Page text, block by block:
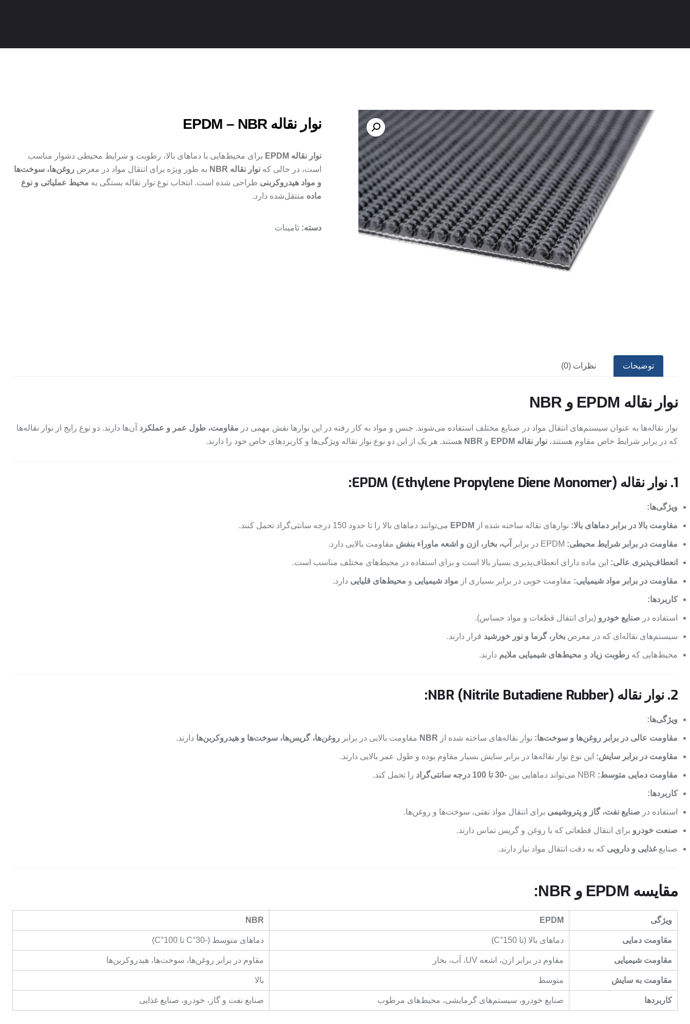
نوار نقاله EPDM – NBR
نوار نقاله EPDM
برای محیط‌هایی با دماهای بالا، رطوبت و شرایط محیطی دشوار مناسب
است، در حالی که نوار نقاله NBR به طور ویژه برای انتقال مواد در معرض روغن‌ها، سوخت‌ها
و مواد هیدروکربنی طراحی شده است. انتخاب نوع نوار نقاله بستگی به محیط عملیاتی و نوع
ماده منتقل‌شده دارد.
دسته: تامینات
توضیحات نظرات (0)
نوار نقاله EPDM و NBR
نوار نقاله‌ها به عنوان سیستم‌های انتقال مواد در صنایع مختلف استفاده می‌شوند. جنس و مواد به کار رفته در این نوارها نقش مهمی در مقاومت، طول عمر و عملکرد آن‌ها دارند. دو نوع رایج از نوار نقاله‌ها
که در برابر شرایط خاص مقاوم هستند، نوار نقاله EPDM و NBR هستند. هر یک از این دو نوع نوار نقاله ویژگی‌ها و کاربردهای خاص خود را دارند.
1. نوار نقاله EPDM (Ethylene Propylene Diene Monomer):
ویژگی‌ها:
مقاومت بالا در برابر دماهای بالا: نوارهای نقاله ساخته شده از EPDM می‌توانند دماهای بالا را تا حدود 150 درجه سانتی‌گراد تحمل کنند.
مقاومت در برابر شرایط محیطی: آب، بخار، ازن و اشعه ماوراء بنفش مقاومت بالایی دارد.
انعطاف‌پذیری عالی: این ماده دارای انعطاف‌پذیری بسیار بالا است و برای استفاده در محیط‌های مختلف مناسب است.
مقاومت در برابر مواد شیمیایی: مقاومت خوبی در برابر بسیاری از مواد شیمیایی و محیط‌های قلیایی دارد.
کاربردها:
استفاده در صنایع خودرو (برای انتقال قطعات و مواد حساس).
سیستم‌های نقاله‌ای که در معرض بخار، گرما و نور خورشید قرار دارند.
محیط‌هایی که رطوبت زیاد و محیط‌های شیمیایی ملایم دارند.
2. نوار نقاله NBR (Nitrile Butadiene Rubber):
ویژگی‌ها:
مقاومت عالی در برابر روغن‌ها و سوخت‌ها: نوار نقاله‌های ساخته شده از NBR مقاومت بالایی در برابر روغن‌ها، گریس‌ها، سوخت‌ها و هیدروکربن‌ها دارند.
مقاومت در برابر سایش: این نوع نوار نقاله‌ها در برابر سایش بسیار مقاوم بوده و طول عمر بالایی دارند.
مقاومت دمایی متوسط: -30 تا 100 درجه سانتی‌گراد را تحمل کند.
کاربردها:
استفاده در صنایع نفت، گاز و پتروشیمی برای انتقال مواد نفتی، سوخت‌ها و روغن‌ها.
صنعت خودرو برای انتقال قطعاتی که با روغن و گریس تماس دارند.
صنایعغذایی و دارویی که به دقت انتقال مواد نیاز دارند.
مقایسه EPDM و NBR:
ویژگی EPDM
NBR
مقاومت دمایی دماهای بالا (تا 150°C) دماهای متوسط (-30°C تا 100°C)
مقاومت شیمیایی مقاوم در برابر ازن، اشعه UV، آب، بخار مقاوم در برابر روغن‌ها، سوخت‌ها، هیدروکربن‌ها
مقاومت به سایش متوسط بالا
کاربردها صنایع خودرو، سیستم‌های گرمایشی، محیط‌های مرطوب صنایع نفت و گاز، خودرو، صنایع غذایی